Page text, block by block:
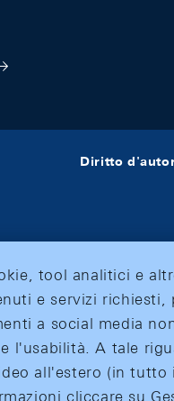
Diritto
tool analitici e
e servizi richiesti,
a social media
l'usabilità. A tale
all'estero (in
cliccare su